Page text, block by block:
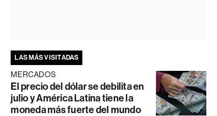
LAS MÁS VISITADAS
MERCADOS
El precio del dólar se debilita en
julio y América Latina tiene la
moneda más fuerte del mundo